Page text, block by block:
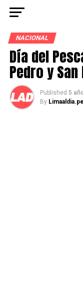
NACIONAL
Día del
Pedro y San
Published 5
By Limaaldia.pe